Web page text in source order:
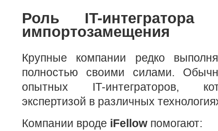
Роль IT-
импортозамещения
Крупные компании редко
полностью своими силами.
опытных IT-интеграторов,
экспертизой в различных
Компании вроде iFellow помогают: